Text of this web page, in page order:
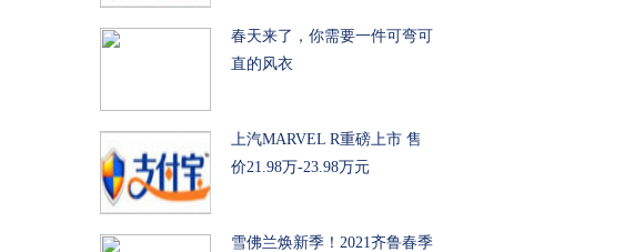
春天来了，你需要一件可弯可
直的风衣
上汽MARVEL R重磅上市 售
价21.98万-23.98万元
雪佛兰焕新季！2021齐鲁春季